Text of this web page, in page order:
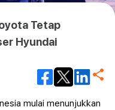
Tetap
Hyundai
mulai menunjukkan